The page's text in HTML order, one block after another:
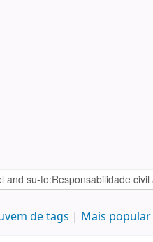
de tags Mais popular